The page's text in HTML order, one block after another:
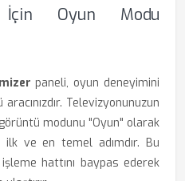
Oyun Modu
paneli, oyun deneyimini
Televizyonunuzun
modunu "Oyun" olarak
ve en temel adımdır. Bu
hattını baypas ederek